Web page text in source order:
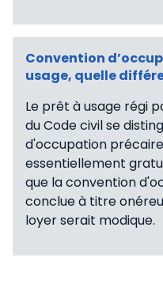
Convention
usage, quelle
Le prêt à usage régi
du Code civil se
d'occupation
essentiellement
que la convention
conclue à titre
loyer serait modique.